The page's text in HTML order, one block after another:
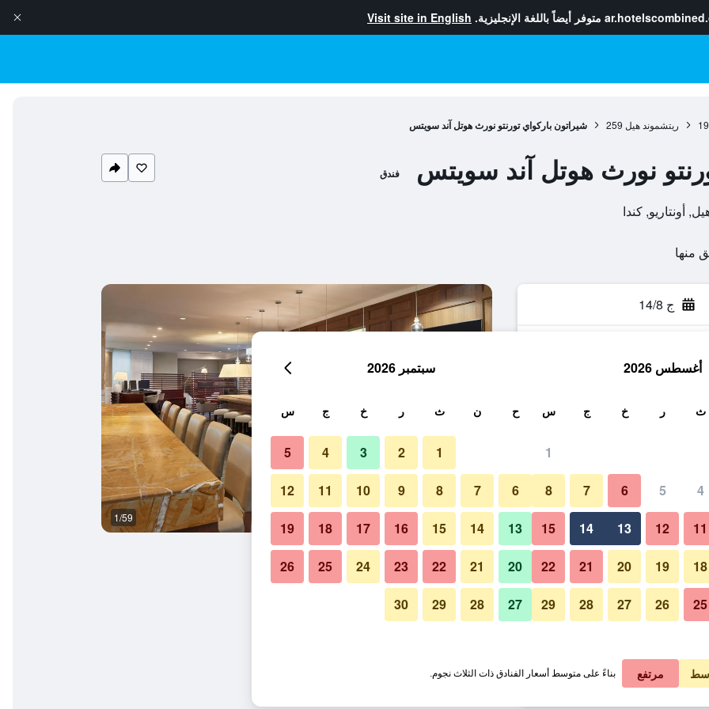
متوفر أيضاً باللغة الإنجليزية. Visit site in English
ريتشموند هيل 259 شيراتون باركواي تورنتو نورث هوتل آند سويتس
نورث هوتل آند سويتس فندق
ج 14/8
في الليلة
﷼ عرض الصفقة
﷼ عرض الصفقة
1/59
صور لـ شيراتون باركواي تورنتو نورث هوتل آند سويتس
أغسطس 2026
ث ر خ ج س
1
4
5
6
7
8
11
12
13
14
15
18
19
20
21
22
25
26
27
28
29
سبتمبر 2026
ح ن ث ر خ ج س
1
2
3
4
5
6
7
8
9
10
11
12
13
14
15
16
17
18
19
20
21
22
23
24
25
26
27
28
29
30
مرتفع بناءً على متوسط أسعار الفنادق ذات الثلاث نجوم.